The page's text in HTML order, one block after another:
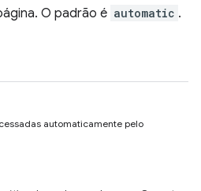
O padrão é automatic .
automaticamente pelo